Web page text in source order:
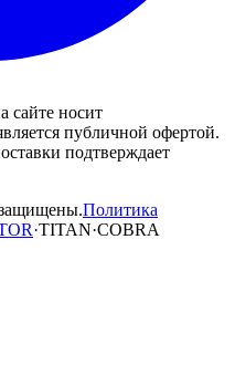
сайте носит
публичной офертой.
подтверждает
Политика
·TITAN·COBRA